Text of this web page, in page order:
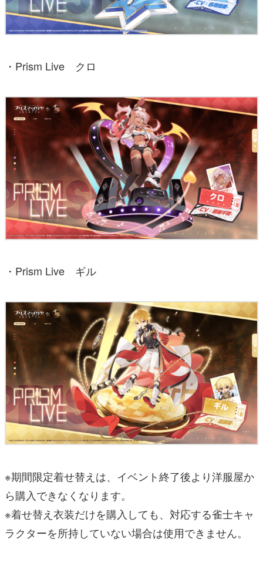
・Prism Live クロ
・Prism Live ギル
※期間限定着せ替えは、イベント終了後より洋服屋か
ら購入できなくなります。
※着せ替え衣装だけを購入しても、対応する雀士キャ
ラクターを所持していない場合は使用できません。